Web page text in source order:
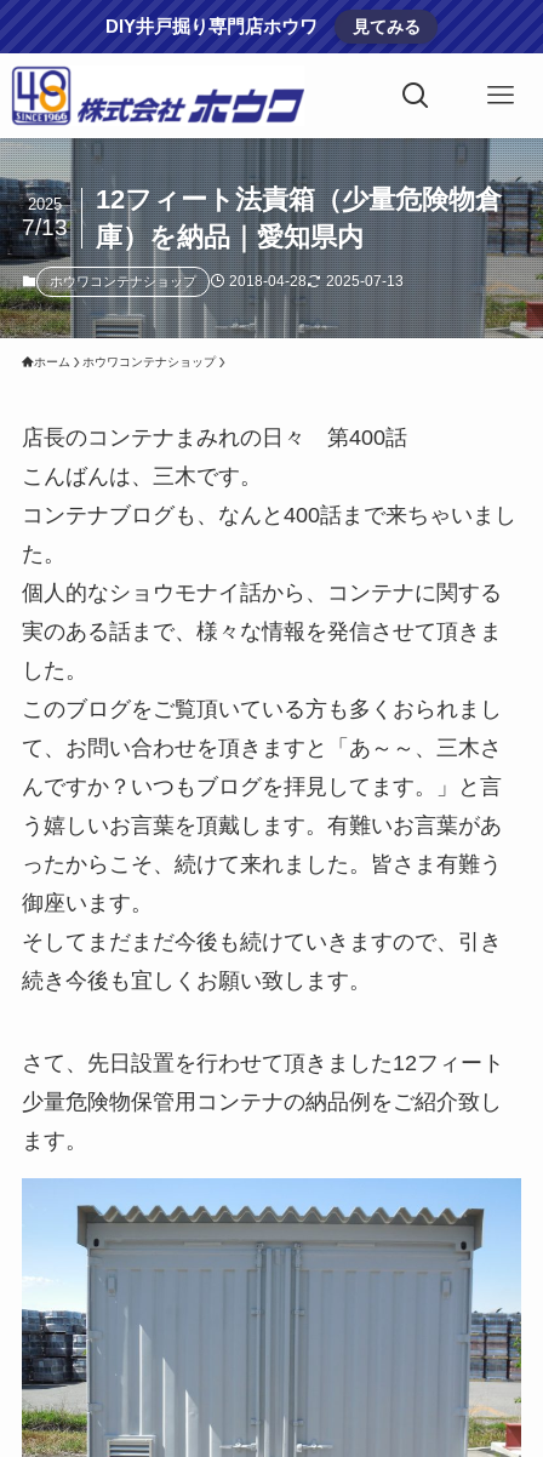
DIY井戸掘り専門店ホウワ 見てみる
12フィート法責箱（少量危険物倉
庫）を納品｜愛知県内
2025
7/13
ホウワコンテナショップ 2018-04-28 2025-07-13
ホーム ホウワコンテナショップ
店長のコンテナまみれの日々 第400話
こんばんは、三木です。
コンテナブログも、なんと400話まで来ちゃいまし
た。
個人的なショウモナイ話から、コンテナに関する
実のある話まで、様々な情報を発信させて頂きま
した。
このブログをご覧頂いている方も多くおられまし
て、お問い合わせを頂きますと「あ～～、三木さ
んですか？いつもブログを拝見してます。」と言
う嬉しいお言葉を頂戴します。有難いお言葉があ
ったからこそ、続けて来れました。皆さま有難う
御座います。
そしてまだまだ今後も続けていきますので、引き
続き今後も宜しくお願い致します。
さて、先日設置を行わせて頂きました12フィート
少量危険物保管用コンテナの納品例をご紹介致し
ます。